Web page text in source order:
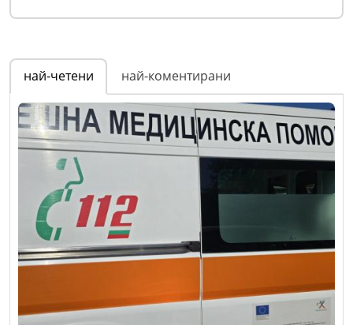
най-четени най-коментирани